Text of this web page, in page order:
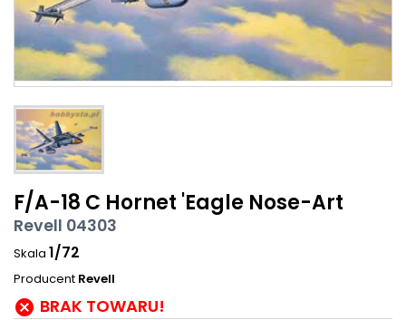
F/A-18 C Hornet 'Eagle Nose-Art
Revell 04303
Skala 1/72
Producent Revell
 BRAK TOWARU!